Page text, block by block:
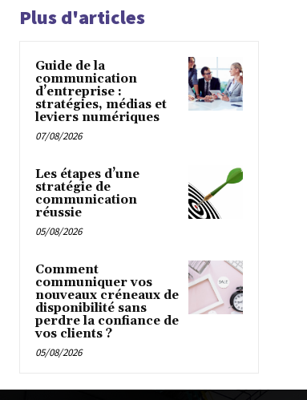
Plus d'articles
Guide de la
communication
d’entreprise :
stratégies, médias et
leviers numériques
07/08/2026
Les étapes d’une
stratégie de
communication
réussie
05/08/2026
Comment
communiquer vos
nouveaux créneaux de
disponibilité sans
perdre la confiance de
vos clients ?
05/08/2026